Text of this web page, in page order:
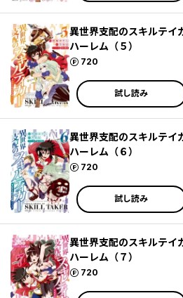
異世界支配のスキルテ
ハーレム（５）
720
ポイント
試し読み
異世界支配のスキルテ
ハーレム（６）
720
ポイント
試し読み
異世界支配のスキルテ
ハーレム（７）
720
ポイント